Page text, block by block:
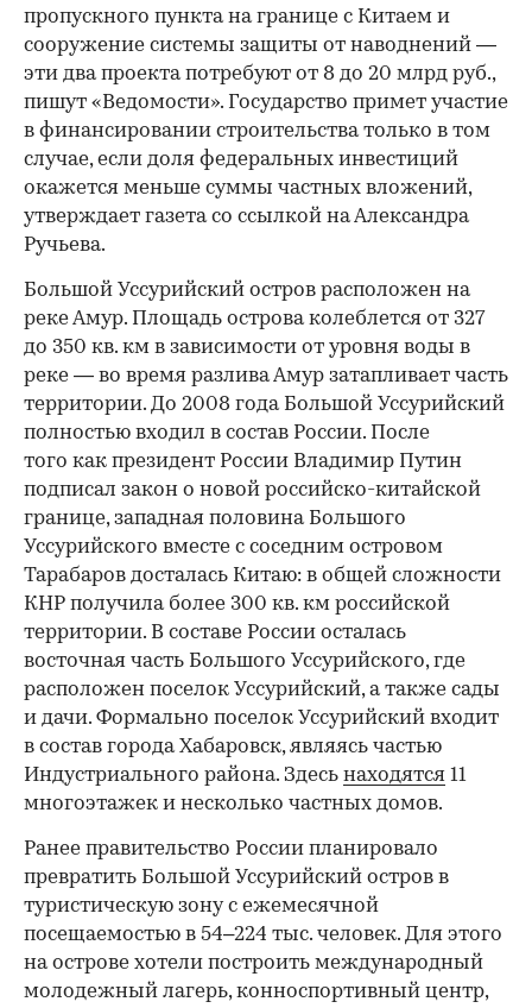
пропускного пункта на границе с Китаем и
сооружение системы защиты от наводнений —
эти два проекта потребуют от 8 до 20 млрд руб.,
пишут «Ведомости». Государство примет участие
в финансировании строительства только в том
случае, если доля федеральных инвестиций
окажется меньше суммы частных вложений,
утверждает газета со ссылкой на Александра
Ручьева.
Большой Уссурийский остров расположен на
реке Амур. Площадь острова колеблется от 327
до 350 кв. км в зависимости от уровня воды в
реке — во время разлива Амур затапливает часть
территории. До 2008 года Большой Уссурийский
полностью входил в состав России. После
того как президент России Владимир Путин
подписал закон о новой российско-китайской
границе, западная половина Большого
Уссурийского вместе с соседним островом
Тарабаров досталась Китаю: в общей сложности
КНР получила более 300 кв. км российской
территории. В составе России осталась
восточная часть Большого Уссурийского, где
расположен поселок Уссурийский, а также сады
и дачи. Формально поселок Уссурийский входит
в состав города Хабаровск, являясь частью
Индустриального района. Здесь находятся 11
многоэтажек и несколько частных домов.
Ранее правительство России планировало
превратить Большой Уссурийский остров в
туристическую зону с ежемесячной
посещаемостью в 54–224 тыс. человек. Для этого
на острове хотели построить международный
молодежный лагерь, конноспортивный центр,